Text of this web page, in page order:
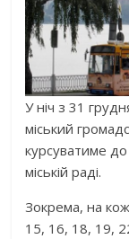
У ніч з 31
міський
курсуватиме
міській раді.
Зокрема, на
15, 16, 18, 19,